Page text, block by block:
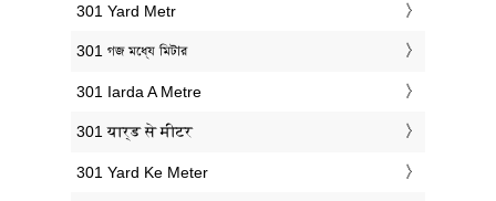
‎301 Yard Metr
‎301 গজ মধ্যে মিটার
‎301 Iarda A Metre
‎301 यार्ड से मीटर
‎301 Yard Ke Meter